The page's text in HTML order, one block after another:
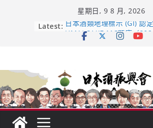
星期日, 9 8 月, 2026
Latest: 日本酒類地理標示 (GI) 認
UMAI SAKE MC題庫（
市場！梅乃宿上市背後的
龜之井酒造：口說上手 – 山
吟釀的堅持與傳承 ～ くど